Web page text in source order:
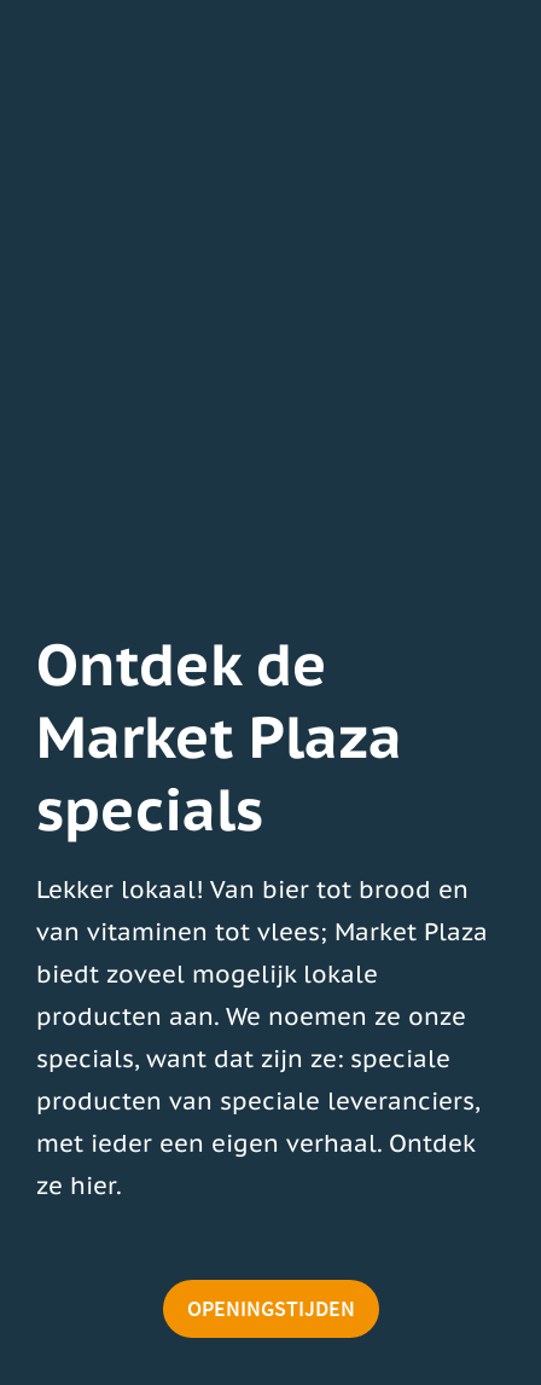
Ontdek de
Market Plaza
specials
Lekker lokaal! Van bier tot brood en
van vitaminen tot vlees; Market Plaza
biedt zoveel mogelijk lokale
producten aan. We noemen ze onze
specials, want dat zijn ze: speciale
producten van speciale leveranciers,
met ieder een eigen verhaal. Ontdek
ze hier.
OPENINGSTIJDEN
Ontdek de
Market Plaza
specials
Lekker lokaal! Van bier tot brood en
van vitaminen tot vlees; Market-Plaza
biedt zoveel mogelijk lokale
producten aan. We noemen ze onze
specials, want dat zijn ze: speciale
producten van speciale leveranciers,
met ieder een eigen verhaal. Ontdek
ze hier.
OPENINGSTIJDEN
Ontdek de
Market Plaza
specials
Lekker lokaal! Van bier tot brood en
van vitaminen tot vlees; Market-Plaza
biedt zoveel mogelijk lokale
producten aan. We noemen ze onze
specials, want dat zijn ze: speciale
producten van speciale leveranciers,
met ieder een eigen verhaal. Ontdek
ze hier.
OPENINGSTIJDEN